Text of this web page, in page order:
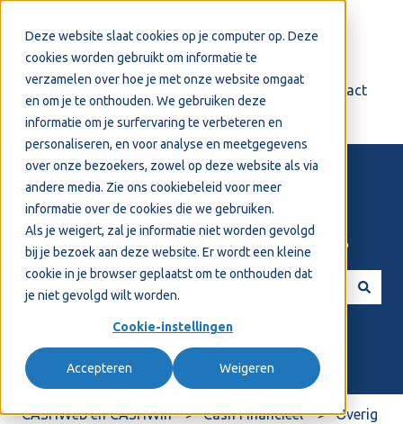
Deze website slaat cookies op je computer op. Deze
cookies worden gebruikt om informatie te
verzamelen over hoe je met onze website omgaat
en om je te onthouden. We gebruiken deze
informatie om je surfervaring te verbeteren en
personaliseren, en voor analyse en meetgegevens
over onze bezoekers, zowel op deze website als via
andere media. Zie ons cookiebeleid voor meer
informatie over de cookies die we gebruiken.
Als je weigert, zal je informatie niet worden gevolgd
bij je bezoek aan deze website. Er wordt een kleine
cookie in je browser geplaatst om te onthouden dat
je niet gevolgd wilt worden.
Cookie-instellingen
Accepteren Weigeren
Support Contact
Welkom! Hoe kunnen we je helpen?
CASHWeb en CASHWin Cash Financieel Overig